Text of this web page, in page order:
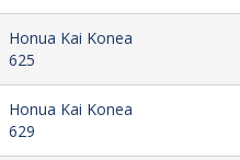
Honua Kai Konea
625
Honua Kai Konea
629